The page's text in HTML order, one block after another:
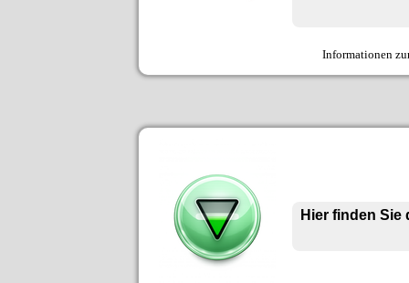
Informationen
Hier finden Sie